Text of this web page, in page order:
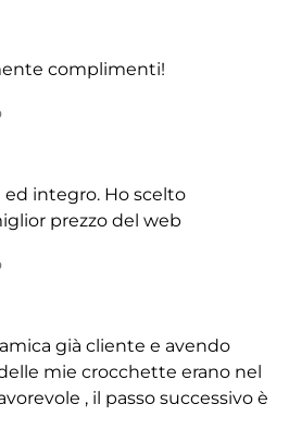
complimenti!
integro. Ho scelto
prezzo del web
già cliente e avendo
mie crocchette erano nel
, il passo successivo è